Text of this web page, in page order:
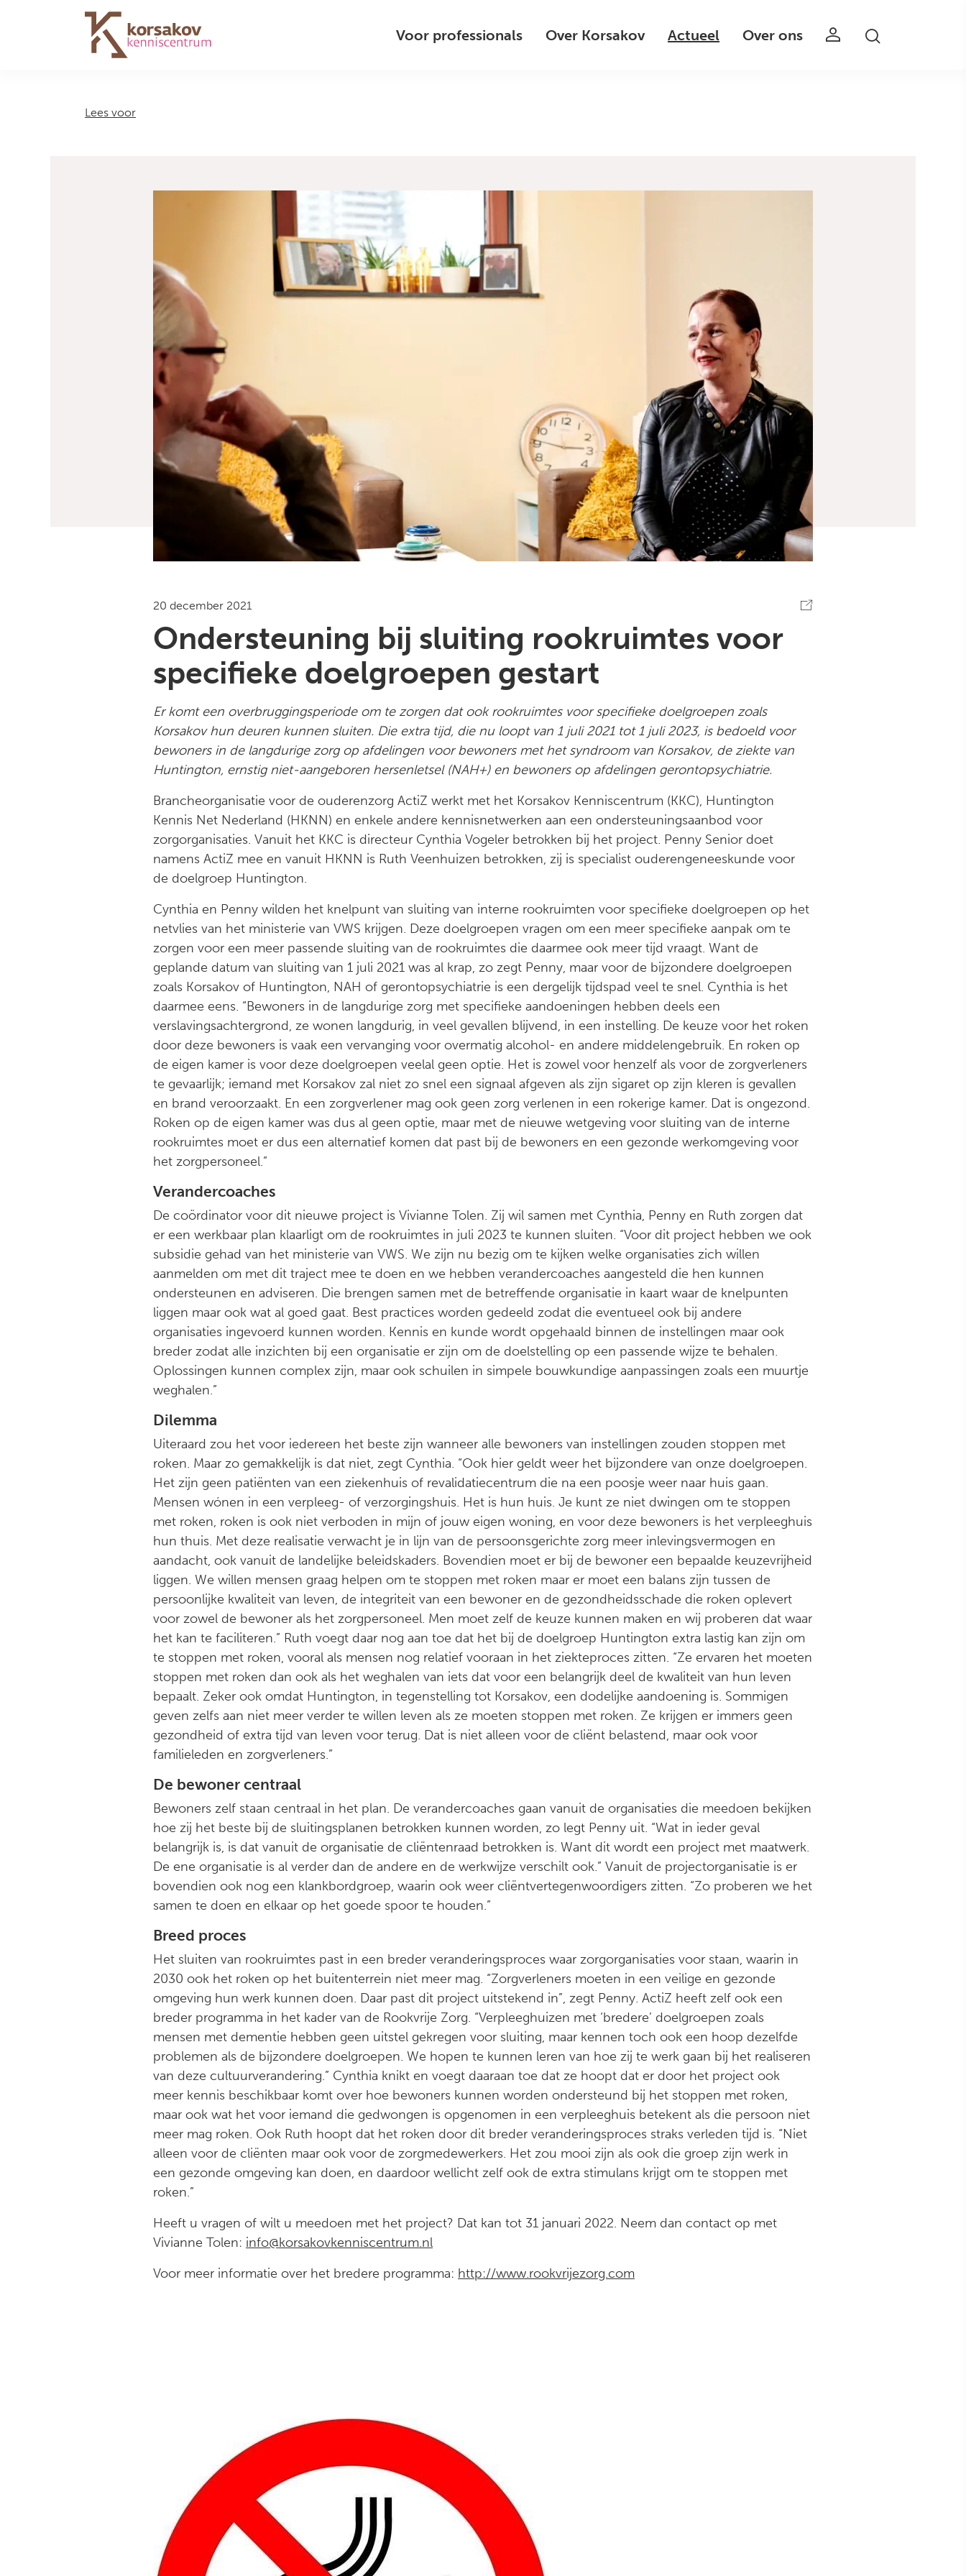
Navigation Voor professionals Over Korsakov Actueel Over ons
Lees voor
20 december 2021
Ondersteuning bij sluiting rookruimtes voor
specifieke doelgroepen gestart
Er komt een overbruggingsperiode om te zorgen dat ook rookruimtes voor specifieke doelgroepen zoals
Korsakov hun deuren kunnen sluiten. Die extra tijd, die nu loopt van 1 juli 2021 tot 1 juli 2023, is bedoeld voor
bewoners in de langdurige zorg op afdelingen voor bewoners met het syndroom van Korsakov, de ziekte van
Huntington, ernstig niet-aangeboren hersenletsel (NAH+) en bewoners op afdelingen gerontopsychiatrie.
Brancheorganisatie voor de ouderenzorg ActiZ werkt met het Korsakov Kenniscentrum (KKC), Huntington
Kennis Net Nederland (HKNN) en enkele andere kennisnetwerken aan een ondersteuningsaanbod voor
zorgorganisaties. Vanuit het KKC is directeur Cynthia Vogeler betrokken bij het project. Penny Senior doet
namens ActiZ mee en vanuit HKNN is Ruth Veenhuizen betrokken, zij is specialist ouderengeneeskunde voor
de doelgroep Huntington.
Cynthia en Penny wilden het knelpunt van sluiting van interne rookruimten voor specifieke doelgroepen op het
netvlies van het ministerie van VWS krijgen. Deze doelgroepen vragen om een meer specifieke aanpak om te
zorgen voor een meer passende sluiting van de rookruimtes die daarmee ook meer tijd vraagt. Want de
geplande datum van sluiting van 1 juli 2021 was al krap, zo zegt Penny, maar voor de bijzondere doelgroepen
zoals Korsakov of Huntington, NAH of gerontopsychiatrie is een dergelijk tijdspad veel te snel. Cynthia is het
daarmee eens. “Bewoners in de langdurige zorg met specifieke aandoeningen hebben deels een
verslavingsachtergrond, ze wonen langdurig, in veel gevallen blijvend, in een instelling. De keuze voor het roken
door deze bewoners is vaak een vervanging voor overmatig alcohol- en andere middelengebruik. En roken op
de eigen kamer is voor deze doelgroepen veelal geen optie. Het is zowel voor henzelf als voor de zorgverleners
te gevaarlijk; iemand met Korsakov zal niet zo snel een signaal afgeven als zijn sigaret op zijn kleren is gevallen
en brand veroorzaakt. En een zorgverlener mag ook geen zorg verlenen in een rokerige kamer. Dat is ongezond.
Roken op de eigen kamer was dus al geen optie, maar met de nieuwe wetgeving voor sluiting van de interne
rookruimtes moet er dus een alternatief komen dat past bij de bewoners en een gezonde werkomgeving voor
het zorgpersoneel.”
Verandercoaches
De coördinator voor dit nieuwe project is Vivianne Tolen. Zij wil samen met Cynthia, Penny en Ruth zorgen dat
er een werkbaar plan klaarligt om de rookruimtes in juli 2023 te kunnen sluiten. “Voor dit project hebben we ook
subsidie gehad van het ministerie van VWS. We zijn nu bezig om te kijken welke organisaties zich willen
aanmelden om met dit traject mee te doen en we hebben verandercoaches aangesteld die hen kunnen
ondersteunen en adviseren. Die brengen samen met de betreffende organisatie in kaart waar de knelpunten
liggen maar ook wat al goed gaat. Best practices worden gedeeld zodat die eventueel ook bij andere
organisaties ingevoerd kunnen worden. Kennis en kunde wordt opgehaald binnen de instellingen maar ook
breder zodat alle inzichten bij een organisatie er zijn om de doelstelling op een passende wijze te behalen.
Oplossingen kunnen complex zijn, maar ook schuilen in simpele bouwkundige aanpassingen zoals een muurtje
weghalen.”
Dilemma
Uiteraard zou het voor iedereen het beste zijn wanneer alle bewoners van instellingen zouden stoppen met
roken. Maar zo gemakkelijk is dat niet, zegt Cynthia. “Ook hier geldt weer het bijzondere van onze doelgroepen.
Het zijn geen patiënten van een ziekenhuis of revalidatiecentrum die na een poosje weer naar huis gaan.
Mensen wónen in een verpleeg- of verzorgingshuis. Het is hun huis. Je kunt ze niet dwingen om te stoppen
met roken, roken is ook niet verboden in mijn of jouw eigen woning, en voor deze bewoners is het verpleeghuis
hun thuis. Met deze realisatie verwacht je in lijn van de persoonsgerichte zorg meer inlevingsvermogen en
aandacht, ook vanuit de landelijke beleidskaders. Bovendien moet er bij de bewoner een bepaalde keuzevrijheid
liggen. We willen mensen graag helpen om te stoppen met roken maar er moet een balans zijn tussen de
persoonlijke kwaliteit van leven, de integriteit van een bewoner en de gezondheidsschade die roken oplevert
voor zowel de bewoner als het zorgpersoneel. Men moet zelf de keuze kunnen maken en wij proberen dat waar
het kan te faciliteren.” Ruth voegt daar nog aan toe dat het bij de doelgroep Huntington extra lastig kan zijn om
te stoppen met roken, vooral als mensen nog relatief vooraan in het ziekteproces zitten. “Ze ervaren het moeten
stoppen met roken dan ook als het weghalen van iets dat voor een belangrijk deel de kwaliteit van hun leven
bepaalt. Zeker ook omdat Huntington, in tegenstelling tot Korsakov, een dodelijke aandoening is. Sommigen
geven zelfs aan niet meer verder te willen leven als ze moeten stoppen met roken. Ze krijgen er immers geen
gezondheid of extra tijd van leven voor terug. Dat is niet alleen voor de cliënt belastend, maar ook voor
familieleden en zorgverleners.”
De bewoner centraal
Bewoners zelf staan centraal in het plan. De verandercoaches gaan vanuit de organisaties die meedoen bekijken
hoe zij het beste bij de sluitingsplanen betrokken kunnen worden, zo legt Penny uit. “Wat in ieder geval
belangrijk is, is dat vanuit de organisatie de cliëntenraad betrokken is. Want dit wordt een project met maatwerk.
De ene organisatie is al verder dan de andere en de werkwijze verschilt ook.” Vanuit de projectorganisatie is er
bovendien ook nog een klankbordgroep, waarin ook weer cliëntvertegenwoordigers zitten. “Zo proberen we het
samen te doen en elkaar op het goede spoor te houden.”
Breed proces
Het sluiten van rookruimtes past in een breder veranderingsproces waar zorgorganisaties voor staan, waarin in
2030 ook het roken op het buitenterrein niet meer mag. “Zorgverleners moeten in een veilige en gezonde
omgeving hun werk kunnen doen. Daar past dit project uitstekend in”, zegt Penny. ActiZ heeft zelf ook een
breder programma in het kader van de Rookvrije Zorg. “Verpleeghuizen met ‘bredere’ doelgroepen zoals
mensen met dementie hebben geen uitstel gekregen voor sluiting, maar kennen toch ook een hoop dezelfde
problemen als de bijzondere doelgroepen. We hopen te kunnen leren van hoe zij te werk gaan bij het realiseren
van deze cultuurverandering.” Cynthia knikt en voegt daaraan toe dat ze hoopt dat er door het project ook
meer kennis beschikbaar komt over hoe bewoners kunnen worden ondersteund bij het stoppen met roken,
maar ook wat het voor iemand die gedwongen is opgenomen in een verpleeghuis betekent als die persoon niet
meer mag roken. Ook Ruth hoopt dat het roken door dit breder veranderingsproces straks verleden tijd is. “Niet
alleen voor de cliënten maar ook voor de zorgmedewerkers. Het zou mooi zijn als ook die groep zijn werk in
een gezonde omgeving kan doen, en daardoor wellicht zelf ook de extra stimulans krijgt om te stoppen met
roken.”
Heeft u vragen of wilt u meedoen met het project? Dat kan tot 31 januari 2022. Neem dan contact op met
Vivianne Tolen: info@korsakovkenniscentrum.nl
Voor meer informatie over het bredere programma: http://www.rookvrijezorg.com